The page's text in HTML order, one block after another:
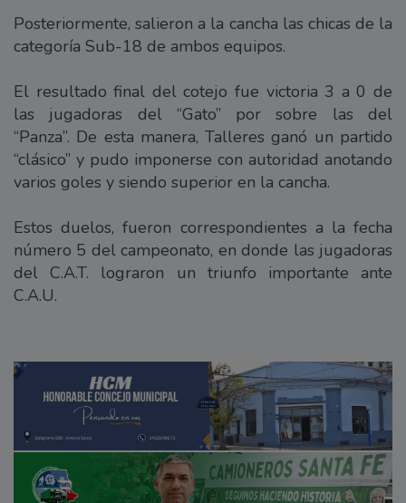
Posteriormente, salieron a la cancha las chicas de la
categoría Sub-18 de ambos equipos.
El resultado final del cotejo fue victoria 3 a 0 de
las jugadoras del “Gato” por sobre las del
“Panza”. De esta manera, Talleres ganó un partido
“clásico” y pudo imponerse con autoridad anotando
varios goles y siendo superior en la cancha.
Estos duelos, fueron correspondientes a la fecha
número 5 del campeonato, en donde las jugadoras
del C.A.T. lograron un triunfo importante ante
C.A.U.